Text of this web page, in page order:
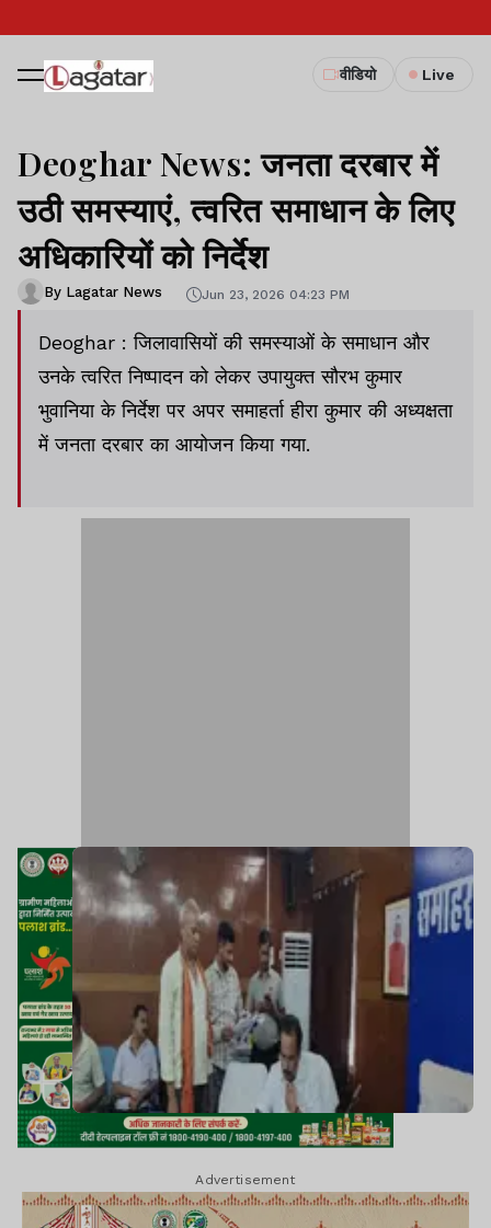
वीडियो Live
Deoghar News: जनता दरबार में
उठी समस्याएं, त्वरित समाधान के लिए
अधिकारियों को निर्देश
By Lagatar News Jun 23, 2026 04:23 PM
Deoghar : जिलावासियों की समस्याओं के समाधान और
उनके त्वरित निष्पादन को लेकर उपायुक्त सौरभ कुमार
भुवानिया के निर्देश पर अपर समाहर्ता हीरा कुमार की अध्यक्षता
में जनता दरबार का आयोजन किया गया.
Advertisement